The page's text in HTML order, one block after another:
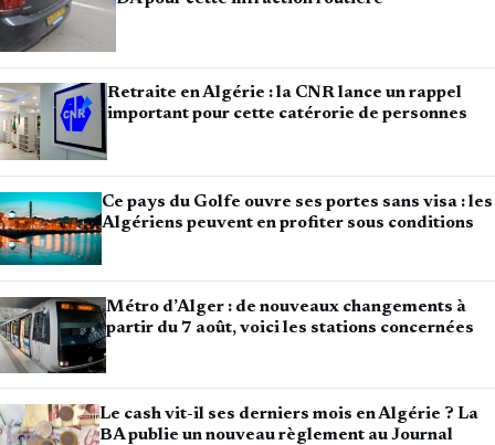
Retraite en Algérie : la CNR lance un rappel
important pour cette catérorie de personnes
Ce pays du Golfe ouvre ses portes sans visa : les
Algériens peuvent en profiter sous conditions
Métro d’Alger : de nouveaux changements à
partir du 7 août, voici les stations concernées
Le cash vit-il ses derniers mois en Algérie ? La
BA publie un nouveau règlement au Journal